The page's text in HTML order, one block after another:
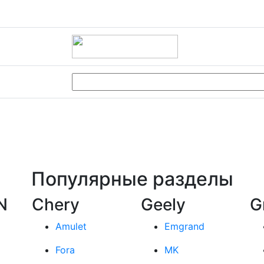
Популярные разделы
Chery
Amulet
Fora
Geely
Emgrand
MK